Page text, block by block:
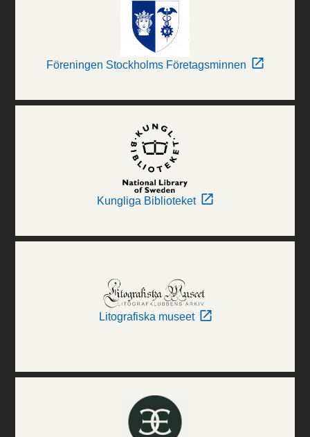
Föreningen Stockholms Företagsminnen
Kungliga Biblioteket
Litografiska museet